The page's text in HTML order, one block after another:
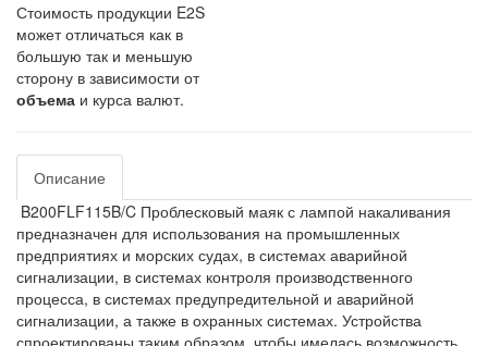
Стоимость продукции E2S
может отличаться как в
большую так и меньшую
сторону в зависимости от
объема и курса валют.
Описание
B200FLF115B/C Проблесковый маяк с лампой накаливания
предназначен для использования на промышленных
предприятиях и морских судах, в системах аварийной
сигнализации, в системах контроля производственного
процесса, в системах предупредительной и аварийной
сигнализации, а также в охранных системах. Устройства